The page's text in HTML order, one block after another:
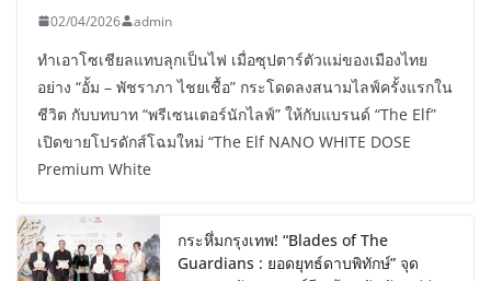
02/04/2026 admin
ทำเอาโซเชียลแทบลุกเป็นไฟ เมื่อซุปตาร์ตัวแม่ของเมืองไทย
อย่าง “อั้ม – พัชราภา ไชยเชื้อ” กระโดดลงสนามไลฟ์ครั้งแรกใน
ชีวิต กับบทบาท “พรีเซนเตอร์นักไลฟ์” ให้กับแบรนด์ “The Elf”
เปิดขายโปรดักส์โฉมใหม่ “The Elf NANO WHITE DOSE
Premium White
กระหึ่มกรุงเทพ! “Blades of The
Guardians : ยอดยุทธ์ดาบพิทักษ์” จุด